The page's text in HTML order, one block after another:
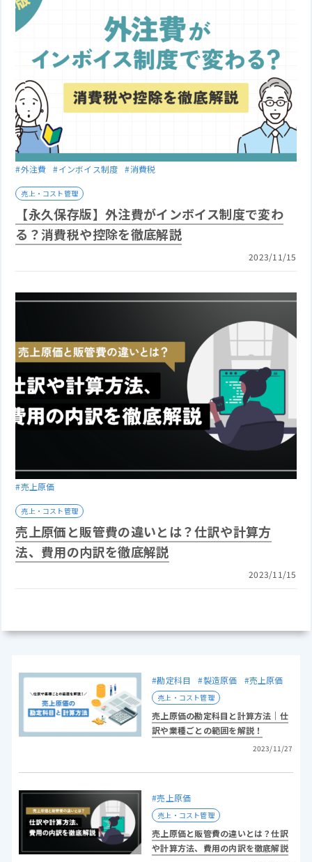
#外注費 #インボイス制度 #消費税
売上・コスト管理
【永久保存版】外注費がインボイス制度で変わ
る？消費税や控除を徹底解説
2023/11/15
#売上原価
売上・コスト管理
売上原価と販管費の違いとは？仕訳や計算方
法、費用の内訳を徹底解説
2023/11/15
#勘定科目 #製造原価 #売上原価
売上・コスト管理
売上原価の勘定科目と計算方法｜仕
訳や業種ごとの範囲を解説！
2023/11/27
#売上原価
売上・コスト管理
売上原価と販管費の違いとは？仕訳
や計算方法、費用の内訳を徹底解説